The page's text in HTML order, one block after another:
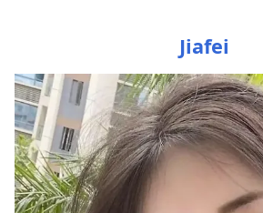
Jiafei